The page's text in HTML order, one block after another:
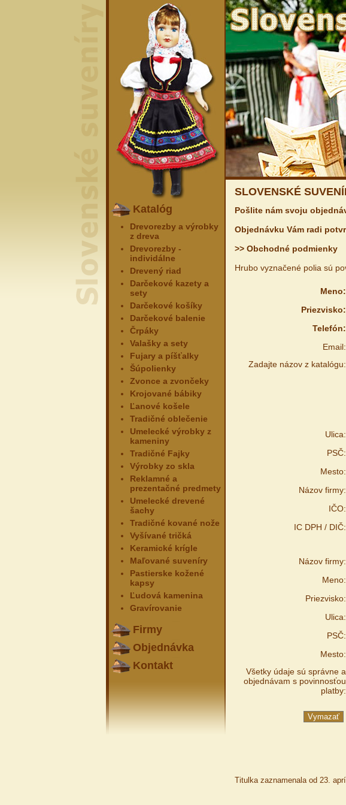
Katalóg
Drevorezby a výrobky
z dreva
Drevorezby -
individálne
Drevený riad
Darčekové kazety a
sety
Darčekové košíky
Darčekové balenie
Črpáky
Valašky a sety
Fujary a píšťalky
Šúpolienky
Zvonce a zvončeky
Krojované bábiky
Ľanové košele
Tradičné oblečenie
Umelecké výrobky z
kameniny
Tradičné Fajky
Výrobky zo skla
Reklamné a
prezentačné predmety
Umelecké drevené
šachy
Tradičné kované nože
Vyšívané tričká
Keramické krígle
Maľované suveníry
Pastierske kožené
kapsy
Ľudová kamenina
Gravírovanie
Firmy
Objednávka
Kontakt
SLOVENSKÉ
Pošlite nám svoju
Objednávku Vám radi
>> Obchodné podmienky
Hrubo vyznačené polia sú
Meno:
Priezvisko:
Telefón:
Email:
Zadajte názov z katalógu:
Ulica:
PSČ:
Mesto:
Názov firmy:
IČO:
IC DPH / DIČ:
Názov firmy:
Meno:
Priezvisko:
Ulica:
PSČ:
Mesto:
Všetky údaje sú správne a
objednávam s povinnosťou
platby:
Titulka zaznamenala od 23.